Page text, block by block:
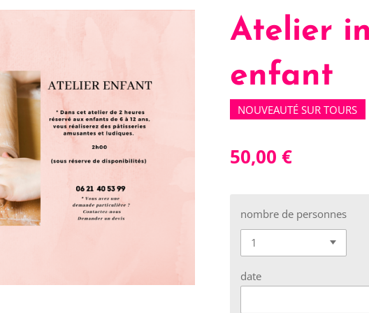
Atelier
enfant
NOUVEAUTÉ SUR TOURS
50,00 €
nombre de personnes
date